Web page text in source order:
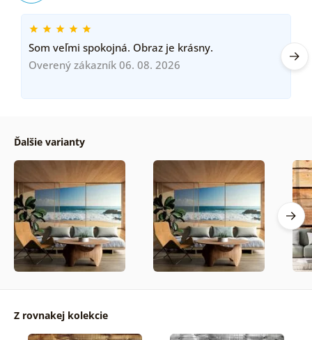
Som veľmi spokojná. Obraz je krásny.
Overený zákazník 06. 08. 2026
Ďalšie varianty
Z rovnakej kolekcie